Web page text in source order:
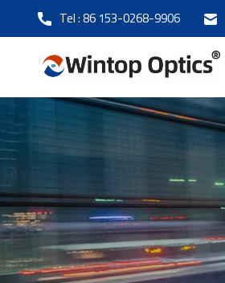
Tel :86 153-0268-9906